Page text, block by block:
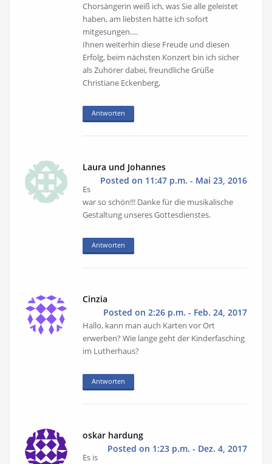
Chorsängerin weiß ich, was Sie alle geleistet
haben, am liebsten hätte ich sofort
mitgesungen….
Ihnen weiterhin diese Freude und diesen
Erfolg, beim nächsten Konzert bin ich sicher
als Zuhörer dabei, freundliche Grüße
Christiane Eckenberg,
Antworten
Laura und Johannes
Posted on 11:47 p.m. - Mai 23, 2016
Es
war so schön!!! Danke für die musikalische
Gestaltung unseres Gottesdienstes.
Antworten
Cinzia
Posted on 2:26 p.m. - Feb. 24, 2017
Hallo, kann man auch Karten vor Ort
erwerben? Wie lange geht der Kinderfasching
im Lutherhaus?
Antworten
oskar hardung
Posted on 1:23 p.m. - Dez. 4, 2017
Es is